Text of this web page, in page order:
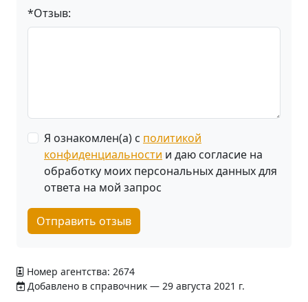
*Отзыв:
Я ознакомлен(а) с политикой
конфиденциальности и даю согласие на
обработку моих персональных данных для
ответа на мой запрос
Отправить отзыв
Номер агентства: 2674
Добавлено в справочник — 29 августа 2021 г.